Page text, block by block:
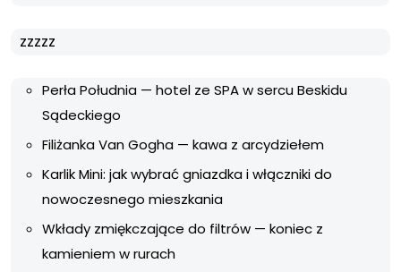
zzzzz
Perła Południa — hotel ze SPA w sercu Beskidu
Sądeckiego
Filiżanka Van Gogha — kawa z arcydziełem
Karlik Mini: jak wybrać gniazdka i włączniki do
nowoczesnego mieszkania
Wkłady zmiękczające do filtrów — koniec z
kamieniem w rurach